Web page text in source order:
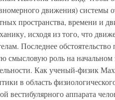
движения) системы
пространства, времени и
исходя из того, что
Последнее
смысловую роль на
Как ученый-физик
в область
вестибулярного аппарата